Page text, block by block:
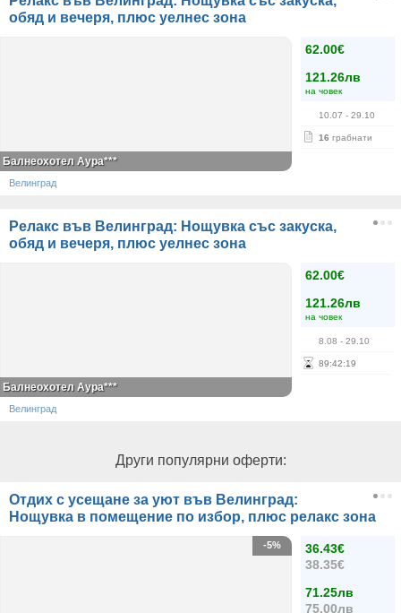
обяд и вечеря, плюс уелнес зона
62.00€
121.26лв
на човек
10.07 - 29.10
16 грабнати
Балнеохотел Аура***
Велинград
Релакс във Велинград: Нощувка със закуска,
обяд и вечеря, плюс уелнес зона
62.00€
121.26лв
на човек
8.08 - 29.10
89:42:19
Балнеохотел Аура***
Велинград
Други популярни оферти:
Отдих с усещане за уют във Велинград:
Нощувка в помещение по избор, плюс релакс зона
36.43€
38.35€
71.25лв
75.00лв
-5%